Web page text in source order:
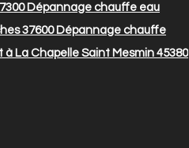
Dépannage chauffe eau
37600Dépannage chauffe
La Chapelle Saint Mesmin 45380